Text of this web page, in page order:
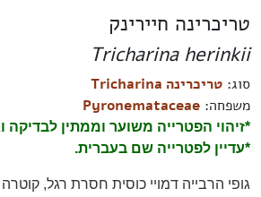
טריכרינה חיירינק
Tricharina herinkii
סוג:טריכרינה Tricharina
משפחה:Pyronemataceae
*זיהוי הפטרייה משוער וממתין לבדיקה
*עדיין לפטרייה שם בעברית.